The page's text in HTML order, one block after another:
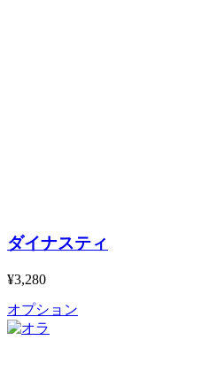
ダイナスティ
¥3,280
オプション